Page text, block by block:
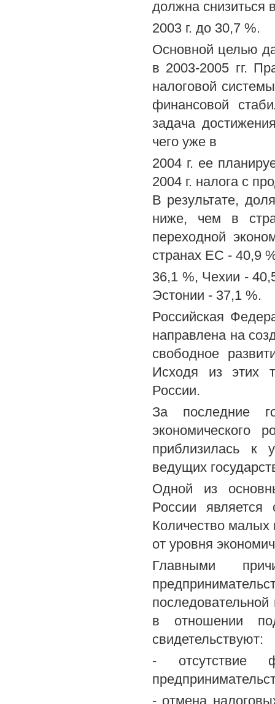
должна снизиться
2003 г. до 30,7 %.
Основной целью
в 2003-2005 гг.
налоговой
финансовой
задача
чего уже в
2004 г. ее
2004 г. налога с
В результате,
ниже, чем в
переходной
странах ЕС - 40,9
36,1 %, Чехии -
Эстонии - 37,1 %.
Российская
направлена на
свободное
Исходя из этих
России.
За последние
экономического
приблизилась к
ведущих
Одной из
России является
Количество малых
от уровня
Главными
в отношении
свидетельствуют:
- отсутствие
- отмена